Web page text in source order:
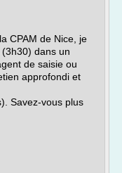
CPAM de Nice, je
dans un
de saisie ou
approfondi et
Savez-vous plus